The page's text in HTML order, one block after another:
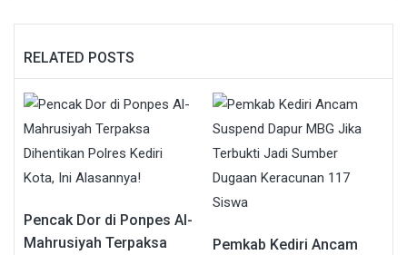
RELATED POSTS
Pencak Dor di Ponpes Al-
Mahrusiyah Terpaksa
Pemkab Kediri Ancam